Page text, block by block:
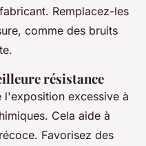
Remplacez-les
comme des bruits
résistance
excessive à
Cela aide à
Favorisez des